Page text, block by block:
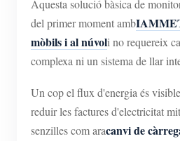
Aquesta solució bàsica de
del primer moment amb
mòbils i al núvoli no requereix
complexa ni un sistema de llar
Un cop el flux d'energia és
reduir les factures d'electricitat
senzilles com aracanvi de